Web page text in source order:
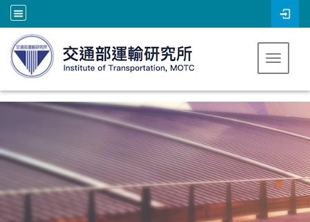
跳到主要內容
Toggle